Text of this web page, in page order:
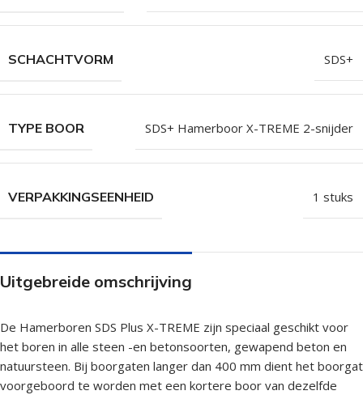
SCHACHTVORM SDS+
TYPE BOOR SDS+ Hamerboor X-TREME 2-snijder
VERPAKKINGSEENHEID 1 stuks
Uitgebreide omschrijving
De Hamerboren SDS Plus X-TREME zijn speciaal geschikt voor
het boren in alle steen -en betonsoorten, gewapend beton en
natuursteen. Bij boorgaten langer dan 400 mm dient het boorgat
voorgeboord te worden met een kortere boor van dezelfde